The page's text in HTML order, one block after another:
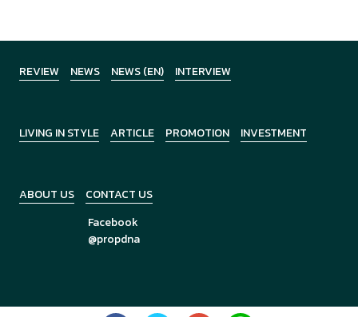
REVIEW NEWS NEWS (EN) INTERVIEW
LIVING IN STYLE ARTICLE PROMOTION INVESTMENT
ABOUT US
CONTACT US
Facebook
@propdna